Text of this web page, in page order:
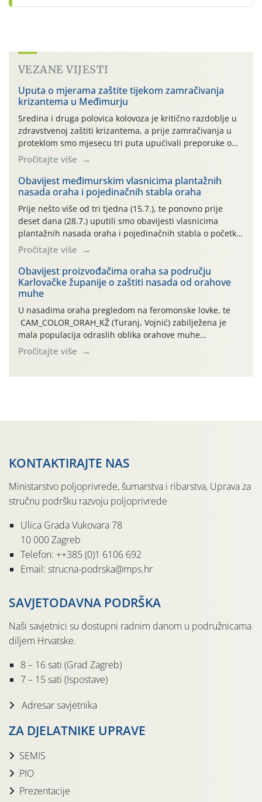
VEZANE VIJESTI
Uputa o mjerama zaštite tijekom zamračivanja
krizantema u Međimurju
Sredina i druga polovica kolovoza je kritično razdoblje u
zdravstvenoj zaštiti krizantema, a prije zamračivanja u
proteklom smo mjesecu tri puta upućivali preporuke o
preventivnim mjerama zaštite krizantema od najčešćih
uzročnika bolesti, štetnika i fito-fagnih grinja (23.7., 14.7.,
06.7.)! Na početku ovog mjeseca je zabilježeno je
povijesno i ekstremno vruće meteorološko razdoblje, uz
najviše temperature […]
Pročitajte više
Obavijest međimurskim vlasnicima plantažnih
nasada oraha i pojedinačnih stabla oraha
Prije nešto više od tri tjedna (15.7.), te ponovno prije
deset dana (28.7.) uputili smo obavijesti vlasnicima
plantažnih nasada oraha i pojedinačnih stabla o početku
leta i ovogodišnjoj potrebi usmjerenog suzbijanja
orahove muhe (Rhagoletis completa)! Već dvanaest dana
traje drugi ovogodišnji “toplinski udar”, koji naročito
izražen zadnja šest dana (31.7.-05.8.), jer najviše
temperature zraka svakodnevno […]
Pročitajte više
Obavijest proizvođačima oraha sa području
Karlovačke županije o zaštiti nasada od orahove
muhe
U nasadima oraha pregledom na feromonske lovke, te
CAM_COLOR_ORAH_KŽ (Turanj, Vojnić) zabilježena je
mala populacija odraslih oblika orahove muhe
(Rhagoletis completa). Niska brojnost može se objasniti
činjenicom da je riječ o mladim nasadima s vrlo malim
Pročitajte više
KONTAKTIRAJTE NAS
Ministarstvo poljoprivrede, šumarstva i ribarstva, Uprava za
stručnu podršku razvoju poljoprivrede
Ulica Grada Vukovara 78
10 000 Zagreb
Telefon: ++385 (0)1 6106 692
Email: strucna-podrska@mps.hr
SAVJETODAVNA PODRŠKA
Naši savjetnici su dostupni radnim danom u podružnicama
diljem Hrvatske.
8 – 16 sati (Grad Zagreb)
7 – 15 sati (Ispostave)
Adresar savjetnika
ZA DJELATNIKE UPRAVE
SEMIS
PIO
Prezentacije